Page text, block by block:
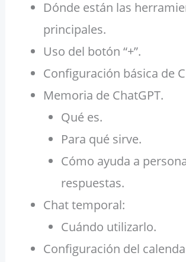
Dónde están las
principales.
Uso del botón “+”.
Configuración básica de
Memoria de ChatGPT.
Qué es.
Para qué sirve.
Cómo ayuda a
respuestas.
Chat temporal:
Cuándo utilizarlo.
Configuración del